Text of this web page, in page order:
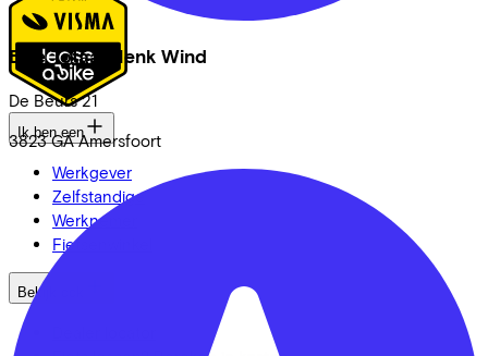
Bike Totaal Henk Wind
De Beurs 21
3823 GA Amersfoort
Ik ben een
Werkgever
Zelfstandige
Werknemer
Fietsenwinkel
Bekijk ook